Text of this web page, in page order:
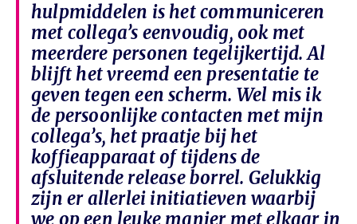
hulpmiddelen is het communiceren
met collega’s eenvoudig, ook met
meerdere personen tegelijkertijd. Al
blijft het vreemd een presentatie te
geven tegen een scherm. Wel mis ik
de persoonlijke contacten met mijn
collega’s, het praatje bij het
koffieapparaat of tijdens de
afsluitende release borrel. Gelukkig
zijn er allerlei initiatieven waarbij
we op een leuke manier met elkaar in